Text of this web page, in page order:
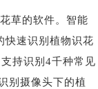
草的软件。智能
速识别植物识花
持识别4千种常见
别摄像头下的植